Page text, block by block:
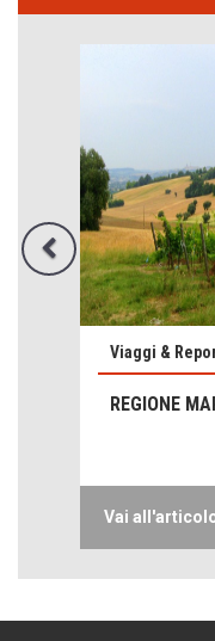
Viaggi &
REGIONE
Vai
Emilio Isgrò, il
Come difendere la
Hotels, B&B e